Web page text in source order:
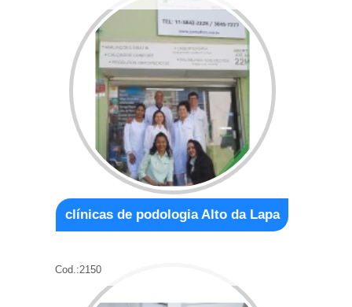
clínicas de podologia Alto da Lapa
Cod.:2150